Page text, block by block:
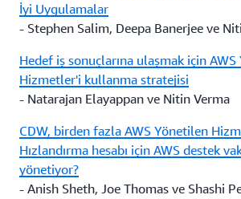
İyi Uygulamalar
- Stephen Salim, Deepa Banerjee ve
Hedef iş sonuçlarına ulaşmak için
Hizmetler'i kullanma stratejisi
- Natarajan Elayappan ve Nitin Verma
CDW, birden fazla AWS Yönetilen
Hızlandırma hesabı için AWS destek
yönetiyor?
- Anish Sheth, Joe Thomas ve Shashi